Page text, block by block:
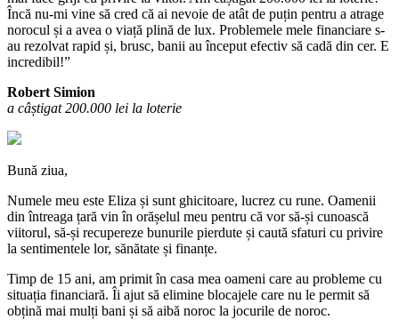
Încă nu-mi vine să cred că ai nevoie de atât de puțin pentru a atrage
norocul și a avea o viață plină de lux. Problemele mele financiare s-
au rezolvat rapid și, brusc, banii au început efectiv să cadă din cer. E
incredibil!”
Robert Simion
a câștigat 200.000 lei la loterie
Bună ziua,
Numele meu este Eliza și sunt ghicitoare, lucrez cu rune. Oamenii
din întreaga țară vin în orășelul meu pentru că vor să-și cunoască
viitorul, să-și recupereze bunurile pierdute și caută sfaturi cu privire
la sentimentele lor, sănătate și finanțe.
Timp de 15 ani, am primit în casa mea oameni care au probleme cu
situația financiară. Îi ajut să elimine blocajele care nu le permit să
obțină mai mulți bani și să aibă noroc la jocurile de noroc.